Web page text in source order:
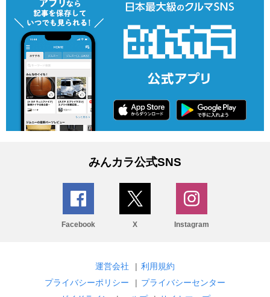
みんカラ公式SNS
Facebook X Instagram
運営会社 | 利用規約
プライバシーポリシー
| プライバシーセンター